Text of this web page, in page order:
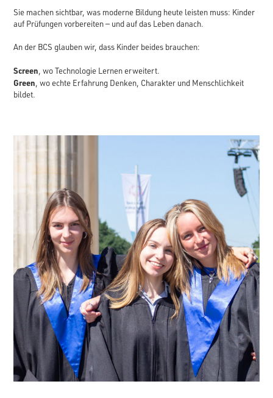
Sie machen sichtbar, was moderne Bildung heute leisten muss: Kinder
auf Prüfungen vorbereiten — und auf das Leben danach.
An der BCS glauben wir, dass Kinder beides brauchen:
Screen, wo Technologie Lernen erweitert.
Green, wo echte Erfahrung Denken, Charakter und Menschlichkeit
bildet.